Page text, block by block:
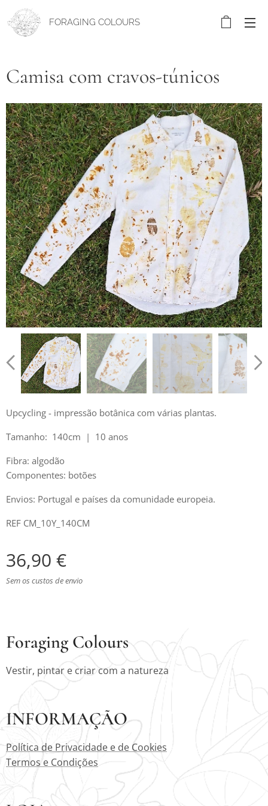
FORAGING COLOURS
Camisa com cravos-túnicos
Upcycling - impressão botânica com várias plantas.
Tamanho: 140cm | 10 anos
Fibra: algodão
Componentes: botões
Envios: Portugal e países da comunidade europeia.
REF CM_10Y_140CM
36,90 €
Sem os custos de envio
Foraging Colours
Vestir, pintar e criar com a natureza
INFORMAÇÃO
Política de Privacidade e de Cookies
Termos e Condições